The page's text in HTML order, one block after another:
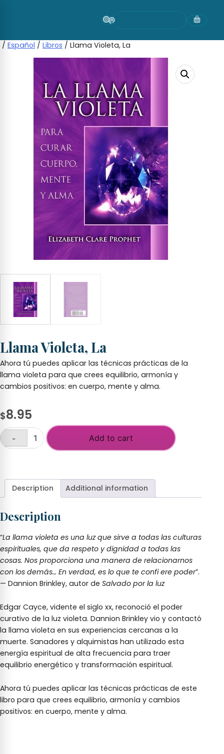
/ Español / Libros / Llama Violeta, La
Llama Violeta, La
Ahora tú puedes aplicar las técnicas prácticas de la
llama violeta para que crees equilibrio, armonía y
cambios positivos: en cuerpo, mente y alma.
$8.95
Llama
-
Add to cart
Description Additional information
Description
“La llama violeta es una luz que sirve a todas las culturas
espirituales, que da respeto y dignidad a todas las
cosas. Nos proporciona una manera de relacionarnos
con los demás… En verdad, es lo que te confi ere poder”.
— Dannion Brinkley, autor de Salvado por la luz
Edgar Cayce, vidente el siglo xx, reconoció el poder
curativo de la luz violeta. Dannion Brinkley vio y contactó
la llama violeta en sus experiencias cercanas a la
muerte. Sanadores y alquimistas han utilizado esta
energía espiritual de alta frecuencia para traer
equilibrio energético y transformación espiritual.
Ahora tú puedes aplicar las técnicas prácticas de este
libro para que crees equilibrio, armonía y cambios
positivos: en cuerpo, mente y alma.